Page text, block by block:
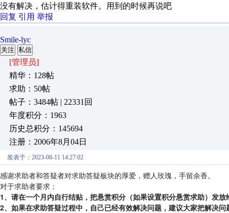
没有解决，估计得重装软件。用到的时候再说吧
回复 引用 举报
Smile-lyc
关注 私信
[管理员]
精华：128帖
求助：50帖
帖子：3484帖 | 22331回
年度积分：1963
历史总积分：145694
注册：2006年8月04日
发表于：2023-08-11 14:27:02
感谢求助者和答疑者对求助答疑板块的厚爱，赠人玫瑰，手留余香。
对于求助者要求：
1、请在一个月内自行结贴，把悬赏积分（如果设置积分悬赏求助）发放
2、如果在求助答疑过程中，自己已经有效解决问题，建议大家把解决